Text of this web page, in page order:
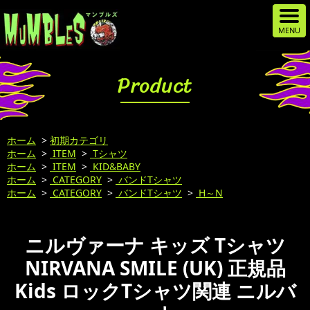
Product
ホーム > 初期カテゴリ
ホーム > ITEM > Tシャツ
ホーム > ITEM > KID&BABY
ホーム > CATEGORY > バンドTシャツ
ホーム > CATEGORY > バンドTシャツ > H～N
ニルヴァーナ キッズ Tシャツ
NIRVANA SMILE (UK) 正規品
Kids ロックTシャツ関連 ニルバ